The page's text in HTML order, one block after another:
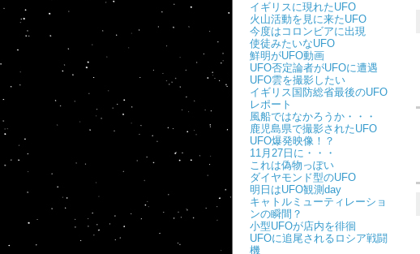
イギリスに現れたUFO
火山活動を見に来たUFO
今度はコロンビアに出現
使徒みたいなUFO
鮮明がUFO動画
UFO否定論者がUFOに遭遇
UFO雲を撮影したい
イギリス国防総省最後のUFO
レポート
風船ではなかろうか・・・
鹿児島県で撮影されたUFO
UFO爆発映像！？
11月27日に・・・
これは偽物っぽい
ダイヤモンド型のUFO
明日はUFO観測day
キャトルミューティレーショ
ンの瞬間？
小型UFOが店内を徘徊
UFOに追尾されるロシア戦闘
機